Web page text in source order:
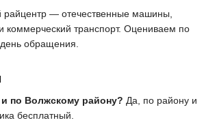
райцентр — отечественные машины,
транспорт. Оцениваем по
обращения.
по Волжскому району? Да, по району и
бесплатный.